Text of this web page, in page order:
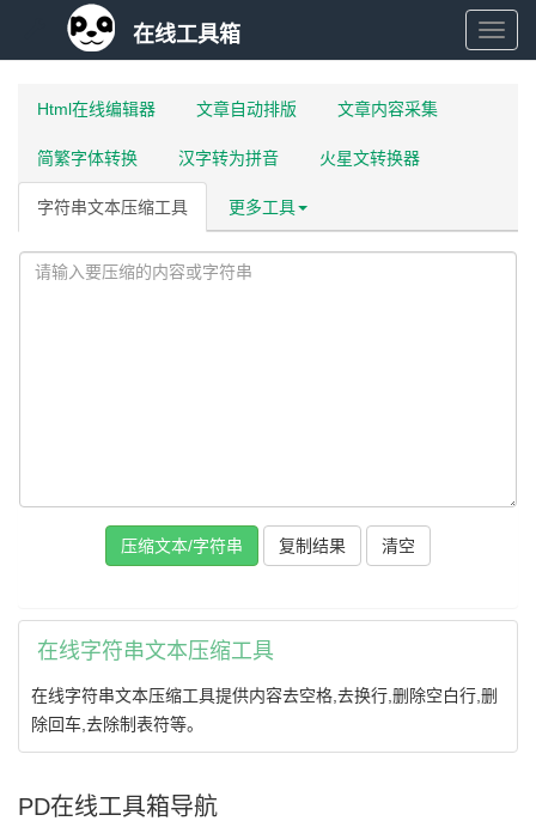
在
具
在线工具箱
Html在线编辑器 文章自动排版 文章内容采集
简繁字体转换 汉字转为拼音 火星文转换器
字符串文本压缩工具 更多工具
压缩文本/字符串 复制结果
在线字符串文本压缩工具
在线字符串文本压缩工具提供内容去空格,去换行,删除空白行,删
除回车,去除制表符等。
PD在线工具箱导航